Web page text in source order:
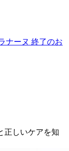
ナーヌ 終了のお
正しいケアを知